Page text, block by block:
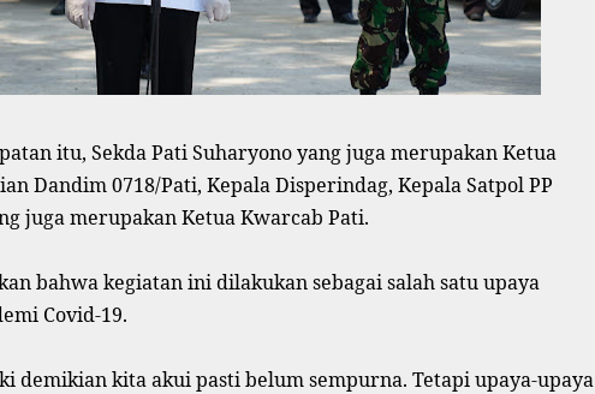
itu, Sekda Pati Suharyono yang juga merupakan Ketua
Dandim 0718/Pati, Kepala Disperindag, Kepala Satpol PP
juga merupakan Ketua Kwarcab Pati.
bahwa kegiatan ini dilakukan sebagai salah satu upaya
Covid-19.
demikian kita akui pasti belum sempurna. Tetapi upaya-upaya